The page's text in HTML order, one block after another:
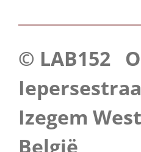
© LAB152
Izegem
België